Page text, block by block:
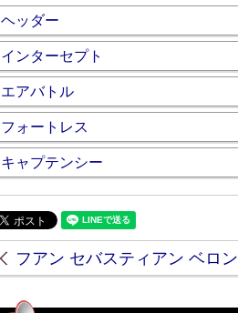
ヘッダー
インターセプト
エアバトル
フォートレス
キャプテンシー
フアン セバスティアン ベロン